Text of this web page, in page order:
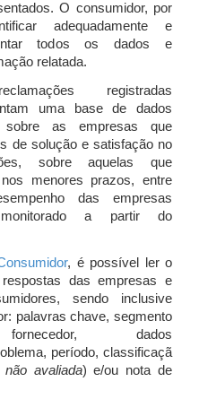
O consumidor, por
adequadamente e
todos os dados e
relatada.
registradas
uma base de dados
sobre as empresas que
de solução e satisfação no
sobre aquelas que
menores prazos, entre
das empresas
a partir do
, é possível ler o
das empresas e
sendo inclusive
palavras chave, segmento
dados
período, classificaçã
avaliada) e/ou nota de